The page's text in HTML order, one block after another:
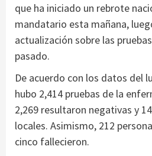
que ha iniciado un rebrote
mandatario esta mañana,
actualización sobre las
pasado.
De acuerdo con los datos del
hubo 2,414 pruebas de la
2,269 resultaron negativas y
locales. Asimismo, 212
cinco fallecieron.